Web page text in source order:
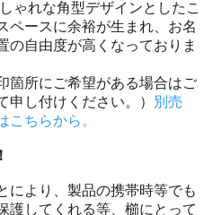
ゃれな角型デザインとしたこ
ペースに余裕が生まれ、お名
の自由度が高くなっておりま
箇所にご希望がある場合はご
申し付けください。）
別売
こちらから。
により、製品の携帯時等でも
護してくれる等、櫛にとって